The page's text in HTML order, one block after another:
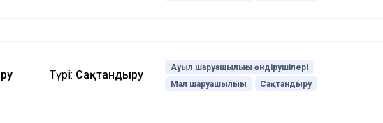
Түрі: Сақтандыру
Ауыл шаруашылығы өндірушілері
Мал шаруашылығы
Сақтандыру